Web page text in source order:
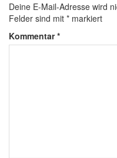
Deine E-Mail-Adresse wird
Felder sind mit * markiert
Kommentar*